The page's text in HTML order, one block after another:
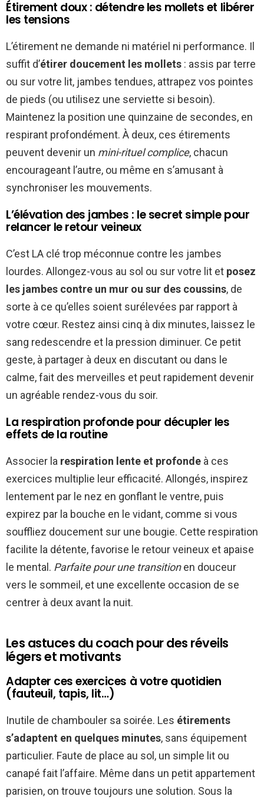
Étirement doux : détendre les mollets et libérer
les tensions
L’étirement ne demande ni matériel ni performance. Il
suffit d’étirer doucement les mollets : assis par terre
ou sur votre lit, jambes tendues, attrapez vos pointes
de pieds (ou utilisez une serviette si besoin).
Maintenez la position une quinzaine de secondes, en
respirant profondément. À deux, ces étirements
peuvent devenir un mini-rituel complice, chacun
encourageant l’autre, ou même en s’amusant à
synchroniser les mouvements.
L’élévation des jambes : le secret simple pour
relancer le retour veineux
C’est LA clé trop méconnue contre les jambes
lourdes. Allongez-vous au sol ou sur votre lit et posez
les jambes contre un mur ou sur des coussins, de
sorte à ce qu’elles soient surélevées par rapport à
votre cœur. Restez ainsi cinq à dix minutes, laissez le
sang redescendre et la pression diminuer. Ce petit
geste, à partager à deux en discutant ou dans le
calme, fait des merveilles et peut rapidement devenir
un agréable rendez-vous du soir.
La respiration profonde pour décupler les
effets de la routine
Associer la respiration lente et profonde à ces
exercices multiplie leur efficacité. Allongés, inspirez
lentement par le nez en gonflant le ventre, puis
expirez par la bouche en le vidant, comme si vous
souffliez doucement sur une bougie. Cette respiration
facilite la détente, favorise le retour veineux et apaise
le mental. Parfaite pour une transitionen douceur
vers le sommeil, et une excellente occasion de se
centrer à deux avant la nuit.
Les astuces du coach pour des réveils
légers et motivants
Adapter ces exercices à votre quotidien
(fauteuil, tapis, lit…)
Inutile de chambouler sa soirée. Les étirements
s’adaptent en quelques minutes, sans équipement
particulier. Faute de place au sol, un simple lit ou
canapé fait l’affaire. Même dans un petit appartement
parisien, on trouve toujours une solution. Sous la